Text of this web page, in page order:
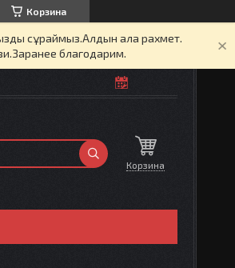
Корзина
сұраймыз.Алдын ала рахмет.
благодарим.
Корзина